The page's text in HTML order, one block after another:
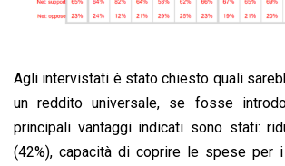
Agli intervistati è stato chiesto quali
un reddito universale, se fosse
principali vantaggi indicati sono stati:
(42%), capacità di coprire le spese per